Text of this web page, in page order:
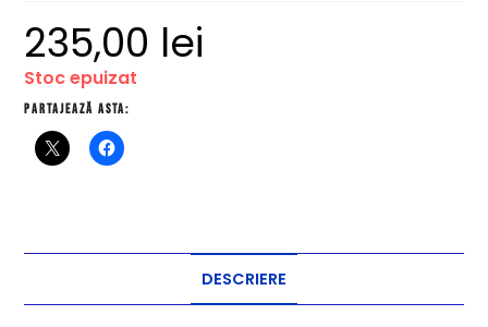
235,00 lei
Stoc epuizat
Partajează asta:
DESCRIERE